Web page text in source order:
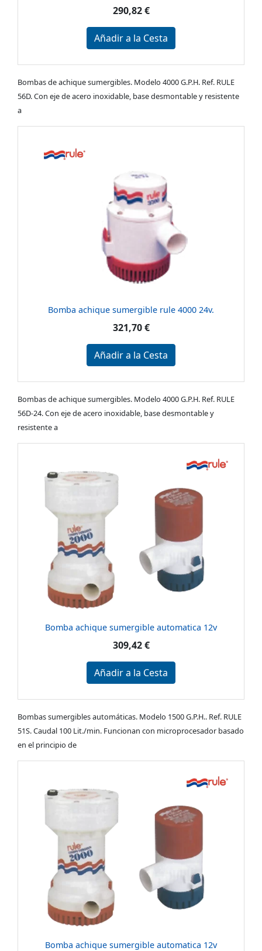
290,82 €
Añadir a la Cesta
Bombas de achique sumergibles. Modelo 4000 G.P.H. Ref. RULE
56D. Con eje de acero inoxidable, base desmontable y resistente
a
Bomba achique sumergible rule 4000 24v.
321,70 €
Añadir a la Cesta
Bombas de achique sumergibles. Modelo 4000 G.P.H. Ref. RULE
56D-24. Con eje de acero inoxidable, base desmontable y
resistente a
Bomba achique sumergible automatica 12v
309,42 €
Añadir a la Cesta
Bombas sumergibles automáticas. Modelo 1500 G.P.H.. Ref. RULE
51S. Caudal 100 Lit./min. Funcionan con microprocesador basado
en el principio de
Bomba achique sumergible automatica 12v